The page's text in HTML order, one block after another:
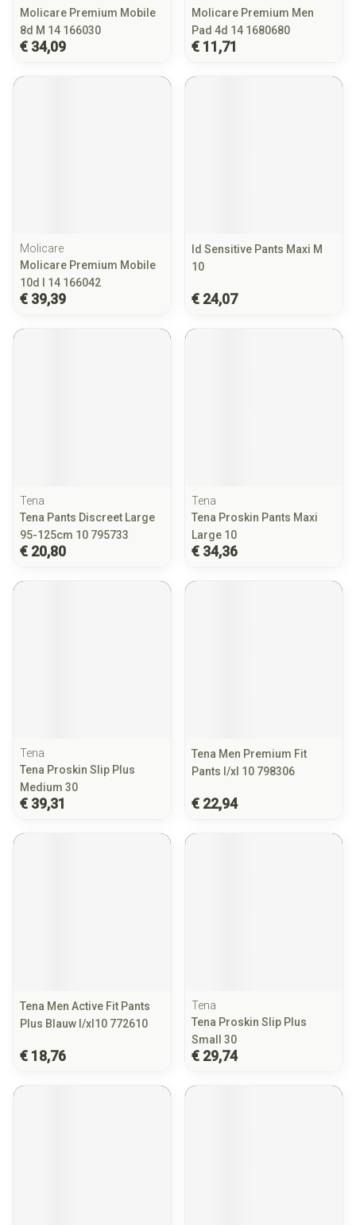
Molicare Premium Mobile
8d M 14 166030
€ 34,09
Molicare Premium Men
Pad 4d 14 1680680
€ 11,71
Molicare
Molicare Premium Mobile
10d l 14 166042
€ 39,39
Id Sensitive Pants Maxi M
10
€ 24,07
Tena
Tena Pants Discreet Large
95-125cm 10 795733
€ 20,80
Tena
Tena Proskin Pants Maxi
Large 10
€ 34,36
Tena
Tena Proskin Slip Plus
Medium 30
€ 39,31
Tena Men Premium Fit
Pants l/xl 10 798306
€ 22,94
Tena Men Active Fit Pants
Plus Blauw l/xl10 772610
€ 18,76
Tena
Tena Proskin Slip Plus
Small 30
€ 29,74